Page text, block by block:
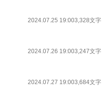
2024.07.25 19:003,328文字
2024.07.26 19:003,247文字
2024.07.27 19:003,684文字